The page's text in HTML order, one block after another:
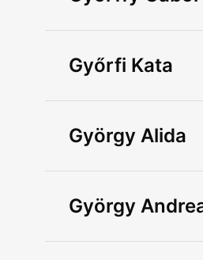
Győrfi Kata
György Alida
György